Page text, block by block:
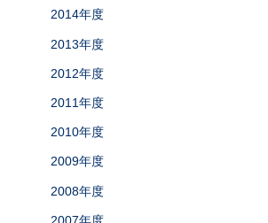
2014年度
2013年度
2012年度
2011年度
2010年度
2009年度
2008年度
2007年度